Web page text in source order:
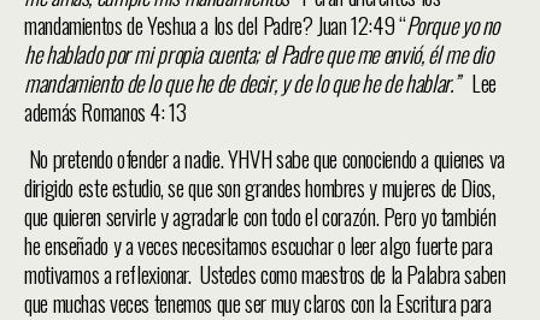
mandamientos de Yeshua a los del Padre? Juan 12:49 “Porque yo no
he hablado por mi propia cuenta; el Padre que me envió, él me dio
mandamiento de lo que he de decir, y de lo que he de hablar.” Lee
además Romanos 4: 13
No pretendo ofender a nadie. YHVH sabe que conociendo a quienes va
dirigido este estudio, se que son grandes hombres y mujeres de Dios,
que quieren servirle y agradarle con todo el corazón. Pero yo también
he enseñado y a veces necesitamos escuchar o leer algo fuerte para
motivarnos a reflexionar. Ustedes como maestros de la Palabra saben
que muchas veces tenemos que ser muy claros con la Escritura para